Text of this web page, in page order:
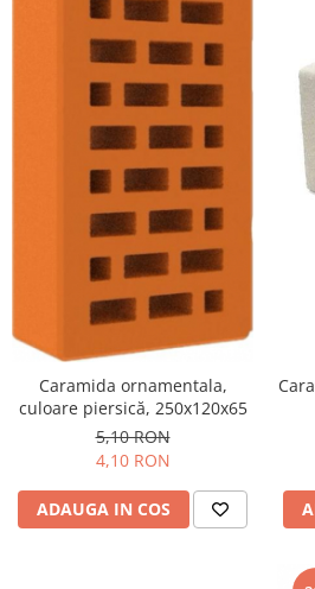
Caramida ornamentala,
culoare piersică, 250x120x65
5,10 RON
4,10 RON
ADAUGA IN COS